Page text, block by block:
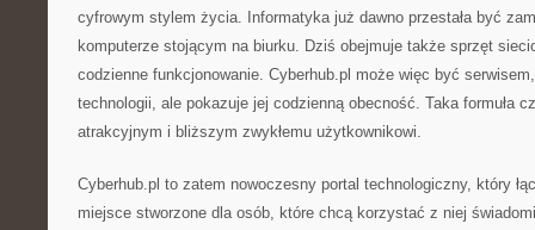
cyfrowym stylem życia. Informatyka już dawno przestała być
komputerze stojącym na biurku. Dziś obejmuje także sprzęt
codzienne funkcjonowanie. Cyberhub.pl może więc być
technologii, ale pokazuje jej codzienną obecność. Taka formuła
atrakcyjnym i bliższym zwykłemu użytkownikowi.
Cyberhub.pl to zatem nowoczesny portal technologiczny, który
miejsce stworzone dla osób, które chcą korzystać z niej